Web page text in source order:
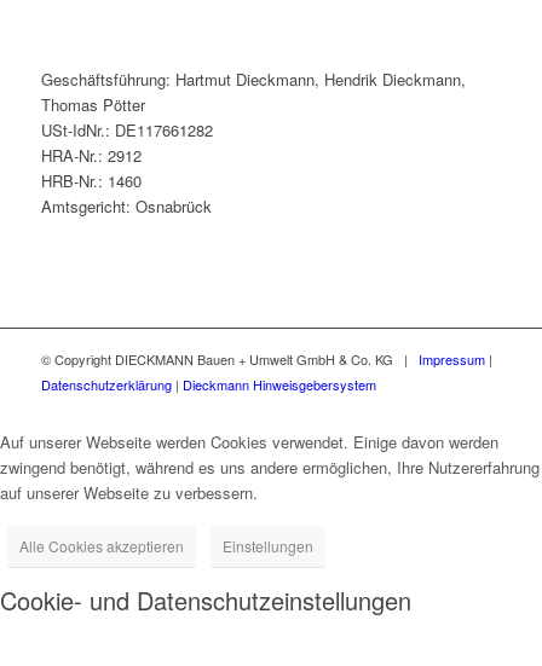
Geschäftsführung: Hartmut Dieckmann, Hendrik Dieckmann,
Thomas Pötter
USt-IdNr.: DE117661282
HRA-Nr.: 2912
HRB-Nr.: 1460
Amtsgericht: Osnabrück
© Copyright DIECKMANN Bauen + Umwelt GmbH & Co. KG | Impressum|
Datenschutzerklärung| Dieckmann Hinweisgebersystem
Auf unserer Webseite werden Cookies verwendet. Einige davon werden
zwingend benötigt, während es uns andere ermöglichen, Ihre Nutzererfahrung
auf unserer Webseite zu verbessern.
Alle Cookies akzeptieren Einstellungen
Cookie- und Datenschutzeinstellungen